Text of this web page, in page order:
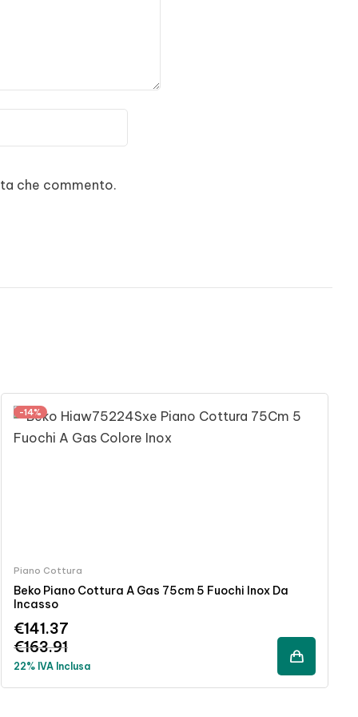
che commento.
-14%
Piano Cottura
Beko Piano Cottura A Gas 75cm 5 Fuochi Inox Da
Incasso
€163.91
€141.37
22% IVA Inclusa